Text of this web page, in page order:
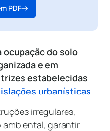
PDF
ocupação do solo
e em
estabelecidas
urbanísticas.
irregulares,
ambiental, garantir